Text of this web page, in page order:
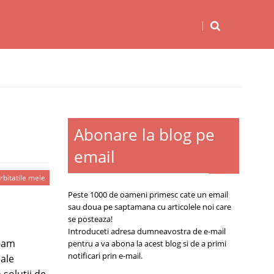
mele
Abonare la blog pe
email
Peste 1000 de oameni primesc cate un email
sau doua pe saptamana cu articolele noi care
se posteaza!
Introduceti adresa dumneavostra de e-mail
pentru a va abona la acest blog si de a primi
notificari prin e-mail.